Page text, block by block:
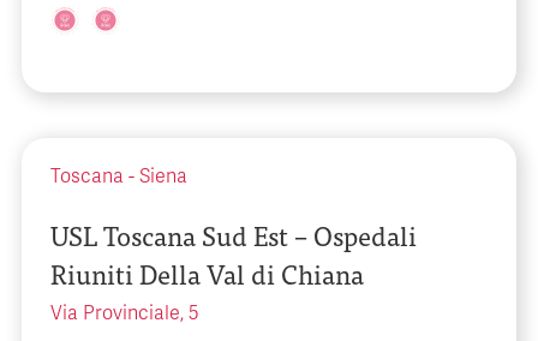
Toscana - Siena
USL Toscana Sud Est – Ospedali
Riuniti Della Val di Chiana
Via Provinciale, 5